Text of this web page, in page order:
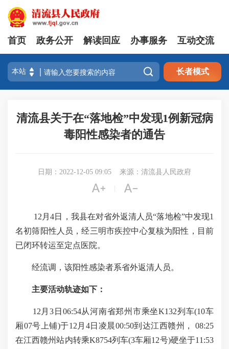
首页 政务公开 解读回应 办事服务 互动交流
 长者模式
清流县关于在“落地检”中发现1例新冠病
毒阳性感染者的通告
日期：2022-12-05 09:05 来源：清流县人民政府
 
12月4日，我县在对省外返清人员“落地检”中发现1
名初筛阳性人员，经三明市疾控中心复核为阳性，目前
已闭环转运至定点医院。
经流调，该阳性感染者系省外返清人员。
主要活动轨迹如下：
12月3日06:54从河南省郑州市乘坐K132列车(10车
厢07号上铺)于12月4日凌晨00:50到达江西赣州， 08:25
在江西赣州站内转乘K8754列车(3车厢12号)硬坐于11:53